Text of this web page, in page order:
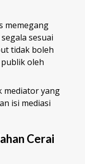
memegang
sesuai
tidak boleh
oleh
mediator yang
isi mediasi
Cerai